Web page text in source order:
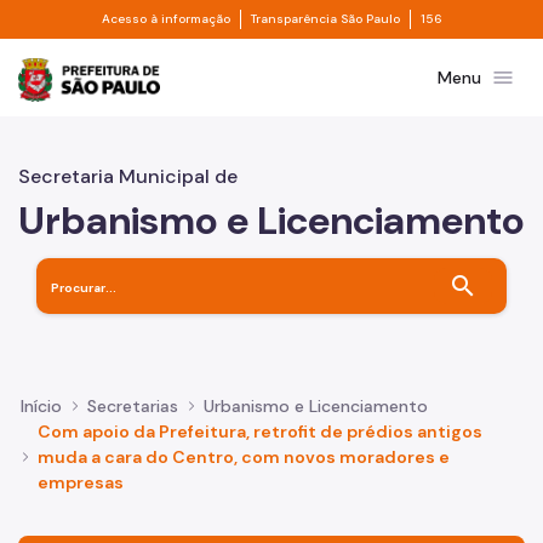
Pular para o Conteúdo principal
Acesso à informação Divisor de acesso à informação
Transparência São Paulo Divisor de
156
Prefeitura de São PauloMenu menu
Secretaria Municipal de
Urbanismo e Licenciamento
search
Início Secretarias
Urbanismo e Licenciamento
Com apoio da Prefeitura, retrofit de prédios antigos
muda a cara do Centro, com novos moradores e
empresas